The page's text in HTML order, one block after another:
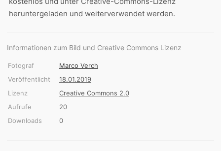
heruntergeladen und weiterverwendet werden.
Informationen zum Bild und Creative Commons Lizenz
Fotograf
Marco Verch
Veröffentlicht
18.01.2019
Lizenz
Creative Commons 2.0
Aufrufe
20
Downloads
0